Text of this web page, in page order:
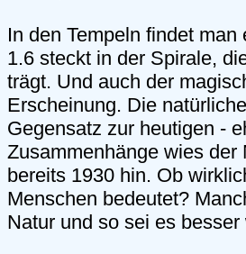
In den Tempeln findet
1.6 steckt in der Spirale,
trägt. Und auch der
Erscheinung. Die
Gegensatz zur heutigen -
Zusammenhänge wies
bereits 1930 hin. Ob
Menschen bedeutet?
Natur und so sei es